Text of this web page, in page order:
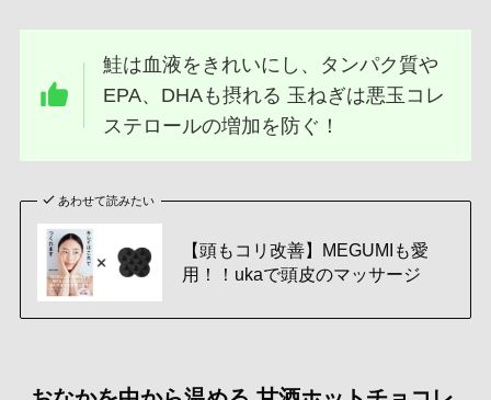
鮭は血液をきれいにし、タンパク質や
EPA、DHAも摂れる 玉ねぎは悪玉コレ
ステロールの増加を防ぐ！
あわせて読みたい
【頭もコリ改善】MEGUMIも愛
用！！ukaで頭皮のマッサージ